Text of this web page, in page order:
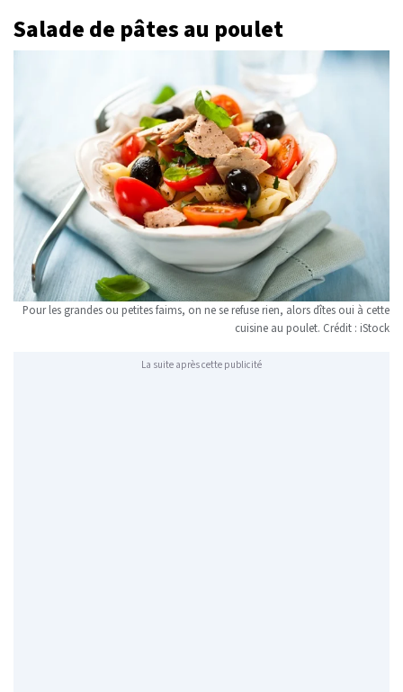
Salade de pâtes au poulet
Pour les grandes ou petites faims, on ne se refuse rien, alors dîtes oui à cette
cuisine au poulet. Crédit : iStock
La suite après cette publicité